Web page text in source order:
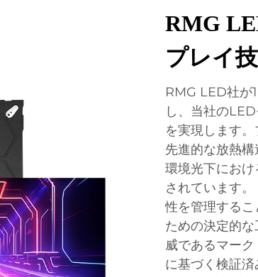
RMG
プレイ
RMG LED社が
し、当社の
を実現します
先進的な放熱
環境光下にお
されています
性を管理する
ための決定的
威であるマー
に基づく検証